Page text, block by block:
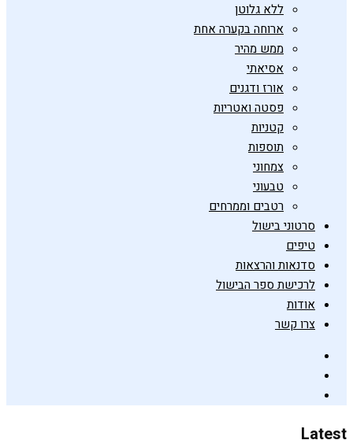
ללא גלוטן
ארוחה בקערה אחת
ממש מהיר
אסיאתי
אורז ודגנים
פסטה ואטריות
קטניות
תוספות
צמחוני
טבעוני
רטבים וממרחים
סרטוני בישול
טיפים
סדנאות והרצאות
לרכישת ספר הבישול
אודות
צרו קשר
Latest